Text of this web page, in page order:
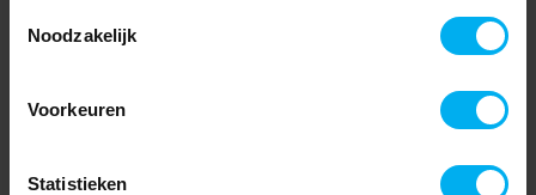
Noodzakelijk
Voorkeuren
Statistieken